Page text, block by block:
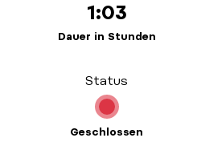
1:03
Dauer in Stunden
Status
Geschlossen